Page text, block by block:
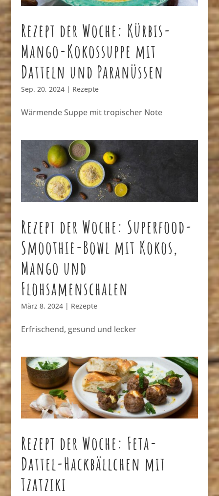
Rezept der Woche: Kürbis-
Mango-Kokossuppe mit
Datteln und Paranüssen
Sep. 20, 2024| Rezepte
Wärmende Suppe mit tropischer Note
Rezept der Woche: Superfood-
Smoothie-Bowl mit Kokos,
Mango und
Flohsamenschalen
März 8, 2024| Rezepte
Erfrischend, gesund und lecker
Rezept der Woche: Feta-
Dattel-Hackbällchen mit
Tzatziki